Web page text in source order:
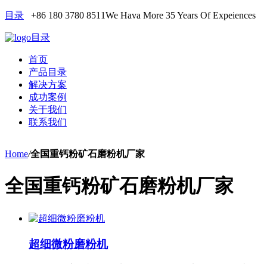
目录 +86 180 3780 8511We Hava More 35 Years Of Expeiences
目录
首页
产品目录
解决方案
成功案例
关于我们
联系我们
Home/全国重钙粉矿石磨粉机厂家
全国重钙粉矿石磨粉机厂家
超细微粉磨粉机